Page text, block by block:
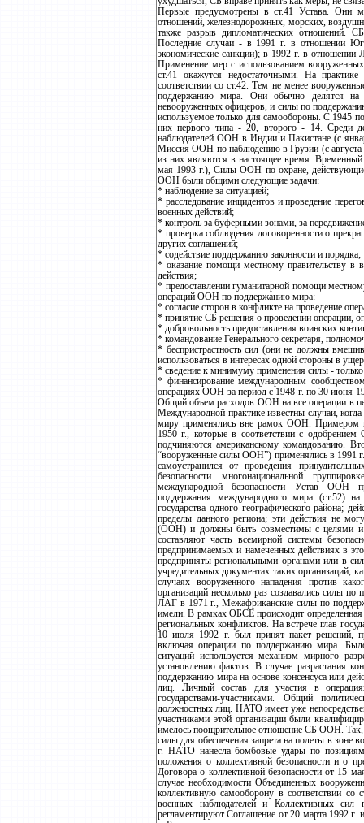
Первые предусмотрены в ст.41 Устава. Они
отношений, железнодорожных, морских,
также разрыв дипломатических отношений.
Последние случаи - в 1991 г. в отношении
экономические санкции); в 1992 г. в отношении
Применение мер с использованием
ст.41 окажутся недостаточными. На
соответствии со ст.42. Тем не менее
поддержанию мира. Они обычно делятся на
невооруженных офицеров, и силы по
используемое только для самообороны. С 1945
них первого типа - 20, второго - 14. Среди
наблюдателей ООН в Индии и Пакистане (с
Миссия ООН по наблюдению в Грузии (с августа
из них являются в настоящее время:
мая 1993 г.), Силы ООН по охране,
ООН были общими следующие задачи:
* наблюдение за ситуацией;
* расследование инцидентов и проведение
военных действий;
* контроль за буферными зонами, за
* проверка соблюдения договоренности о
других соглашений;
* содействие поддержанию законности и порядка;
* оказание помощи местному правительству в
действия;
* предоставлении гуманитарной помощи
операций ООН по поддержанию мира:
* согласие сторон в конфликте на проведение
* принятие СБ решения о проведении операции,
* добровольность предоставления воинских
* командование Генерального секретаря,
* беспристрастность сил (они не должны
использоваться в интересах одной стороны в
* сведение к минимуму применения силы -
* финансирование международным
операциях ООН за период с 1948 г. по 30 июня
Общий объем расходов ООН на все операции в
Международной практике известны случаи,
миру применялись вне рамок ООН. Примером
1950 г., которые в соответствии с
подчиняются американскому командованию.
“вооруженные силы ООН”) применялись в 1991
самоустранился от проведения
безопасности многонациональной
международной безопасности Устав ООН
поддержания международного мира (ст.52)
государства одного географического района;
пределы данного региона; эти действия не
(ООН) и должны быть совместимы с целями и
составляют часть всемирной системы
предпринимаемых и намеченных действиях в
предприняты региональными органами или в
учредительных документах таких
случаях вооруженного нападения против
организаций несколько раз создавались силы
ЛАГ в 1971 г., Межафриканские силы по
имели. В рамках ОБСЕ происходит определенная
региональных конфликтов. На встрече глав
10 июля 1992 г. был принят пакет решений,
включая операции по поддержанию мира.
ситуаций используется механизм мирного
установлению фактов. В случае разрастания
поддержанию мира на основе консенсуса или
лиц. Личный состав для участия в
государствами-участниками. Общий
должностных лиц. НАТО имеет уже
участниками этой организации были
имелось поощрительное отношение СБ ООН.
силы для обеспечения запрета на полеты в зоне
г. НАТО нанесла бомбовые удары по
положения о коллективной безопасности и о
Договора о коллективной безопасности от 15
случае необходимости Объединенных
коллективную самооборону в соответствии
военных наблюдателей и Коллективных
регламентируют Соглашение от 20 марта 1992